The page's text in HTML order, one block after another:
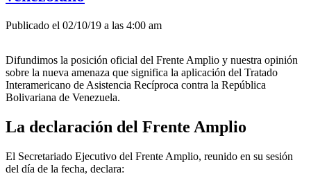
Publicado el 02/10/19 a las 4:00 am
Difundimos la posición oficial del Frente Amplio y nuestra opinión
sobre la nueva amenaza que significa la aplicación del Tratado
Interamericano de Asistencia Recíproca contra la República
Bolivariana de Venezuela.
La declaración del Frente Amplio
El Secretariado Ejecutivo del Frente Amplio, reunido en su sesión
del día de la fecha, declara: